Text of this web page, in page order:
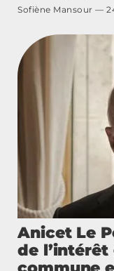
Sofiène Mansour
Anicet Le
de